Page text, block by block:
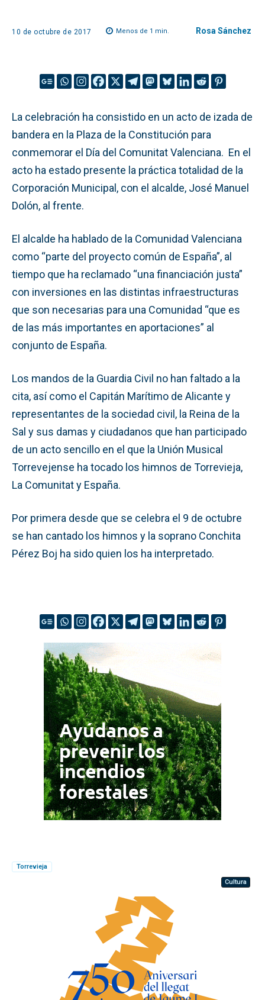
10 de octubre de 2017 Menos de 1 min. Rosa Sánchez
La celebración ha consistido en un acto de izada de
bandera en la Plaza de la Constitución para
conmemorar el Día del Comunitat Valenciana. En el
acto ha estado presente la práctica totalidad de la
Corporación Municipal, con el alcalde, José Manuel
Dolón, al frente.
El alcalde ha hablado de la Comunidad Valenciana
como “parte del proyecto común de España”, al
tiempo que ha reclamado “una financiación justa”
con inversiones en las distintas infraestructuras
que son necesarias para una Comunidad “que es
de las más importantes en aportaciones” al
conjunto de España.
Los mandos de la Guardia Civil no han faltado a la
cita, así como el Capitán Marítimo de Alicante y
representantes de la sociedad civil, la Reina de la
Sal y sus damas y ciudadanos que han participado
de un acto sencillo en el que la Unión Musical
Torrevejense ha tocado los himnos de Torrevieja,
La Comunitat y España.
Por primera desde que se celebra el 9 de octubre
se han cantado los himnos y la soprano Conchita
Pérez Boj ha sido quien los ha interpretado.
Torrevieja
Cultura